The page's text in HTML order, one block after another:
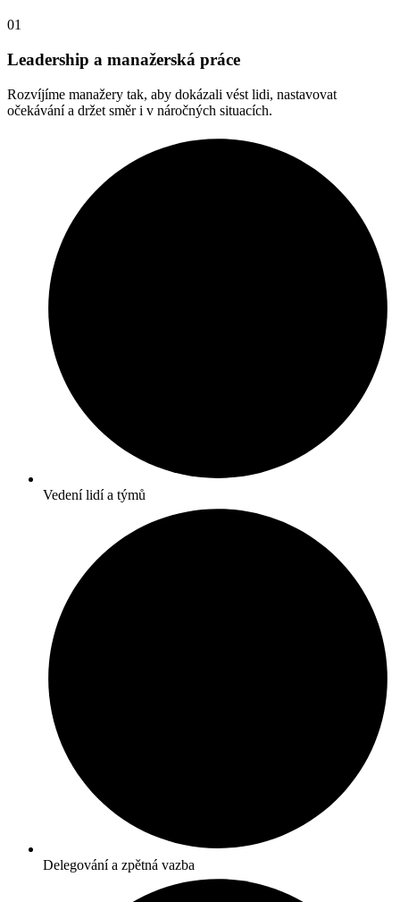
01
Leadership a manažerská práce
Rozvíjíme manažery tak, aby dokázali vést lidi, nastavovat
očekávání a držet směr i v náročných situacích.
Vedení lidí a týmů
Delegování a zpětná vazba